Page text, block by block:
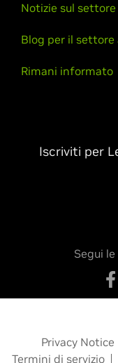
Notizie sul
Blog per il
Rimani informato
Iscriviti per
Segui
Privacy Notice
Termini di servizio